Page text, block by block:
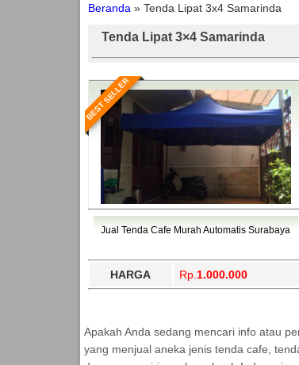
Beranda » Tenda Lipat 3x4 Samarinda
Tenda Lipat 3×4 Samarinda
BEST SELLER
Jual Tenda Cafe Murah Automatis Surabaya
HARGA Rp. 1.000.000
Apakah Anda sedang mencari info atau
yang menjual aneka jenis tenda cafe,